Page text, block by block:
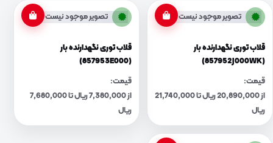
تصویر موجود نیست
قلاب توری نگهدارنده بار
(857952J000WK)
قیمت:
از 20,890,000 ریال تا 21,740,000
ریال
تصویر موجود نیست
قلاب توری نگهدارنده بار
(857953E000)
قیمت:
از 7,380,000 ریال تا 7,680,000
ریال